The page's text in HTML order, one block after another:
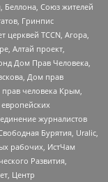
Беллона, Союз жителей
Гринпис
TCCN, Агора,
Алтай проект,
Дом Прав Человека,
Дом прав
человека Крым,
журналистов
Бурятия, Uralic,
рабочих, ИстЧам
Развития,
Центр